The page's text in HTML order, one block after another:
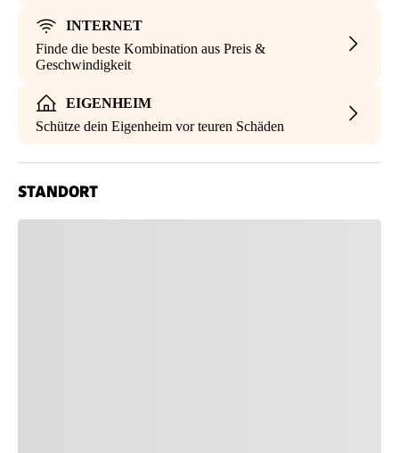
INTERNET
Finde die beste Kombination aus Preis &
Geschwindigkeit
EIGENHEIM
Schütze dein Eigenheim vor teuren Schäden
STANDORT